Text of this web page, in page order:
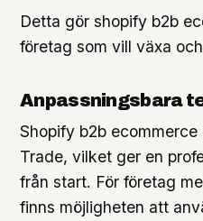
Detta gör shopify b2b
företag som vill växa
Anpassningsbara
Shopify b2b
Trade, vilket ger en
från start. För företag
finns möjligheten att